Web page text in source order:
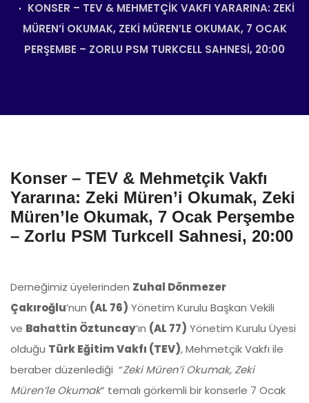
KONSER – TEV & MEHMETÇIK VAKFI YARARINA: ZEKI
MÜREN’I OKUMAK, ZEKI MÜREN’LE OKUMAK, 7 OCAK
PERŞEMBE – ZORLU PSM TURKCELL SAHNESI, 20:00
Konser – TEV & Mehmetçik Vakfı
Yararına: Zeki Müren’i Okumak, Zeki
Müren’le Okumak, 7 Ocak Perşembe
– Zorlu PSM Turkcell Sahnesi, 20:00
Derneğimiz üyelerinden Zuhal Dönmezer
Çakıroğlu’nun (AL 76) Yönetim Kurulu Başkan Vekili
ve Bahattin Öztuncay’ın (AL 77) Yönetim Kurulu Üyesi
olduğu Türk Eğitim Vakfı (TEV), Mehmetçik Vakfı ile
beraber düzenlediği “Zeki Müren’i Okumak, Zeki
Müren’le Okumak” temalı görkemli bir konserle 7 Ocak